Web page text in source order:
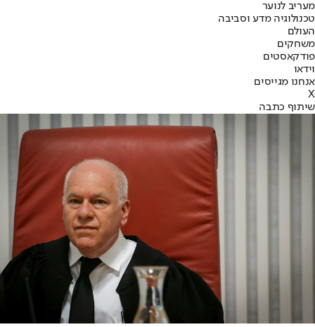
מעריב לנוער
טכנולוגיה מדע וסביבה
העולם
משחקים
פודקאסטים
וידאו
אנחנו מגייסים
X
שיתוף כתבה